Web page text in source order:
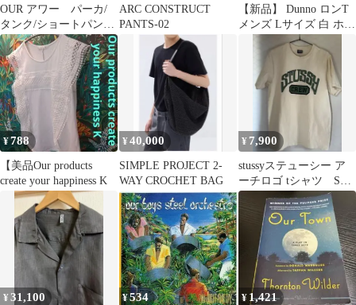
OUR アワー パーカ/
タンク/ショートパン
ツ キッズ3点セット
ARC CONSTRUCT
PANTS-02
【新品】 Dunno ロンT
メンズ Lサイズ 白 ホワ
イト
¥788
【美品Our products
create your happiness K
¥40,000
SIMPLE PROJECT 2-
WAY CROCHET BAG
¥ 7,900
stussyステューシー ア
ーチロゴ tシャツ Sサ
イズ
¥31,100 ¥534 ¥ 1,421